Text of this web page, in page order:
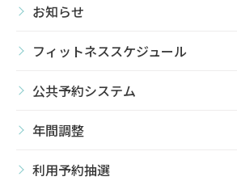
お知らせ
フィットネススケジュール
公共予約システム
年間調整
利用予約抽選